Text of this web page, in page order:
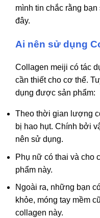
mình tin chắc rằng
đây.
Ai nên sử dụng
Collagen meiji có tác
cần thiết cho cơ thể.
dụng được sản phẩm:
Theo thời gian lượng
bị hao hụt. Chính bởi
nên sử dụng.
Phụ nữ có thai và cho
phẩm này.
Ngoài ra, những bạn
khỏe, móng tay mềm
collagen này.